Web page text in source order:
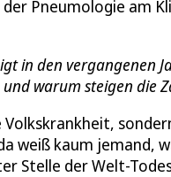
Pneumologie am
in den vergangenen
warum steigen die
Volkskrankheit,
weiß kaum jemand,
Stelle der Welt-